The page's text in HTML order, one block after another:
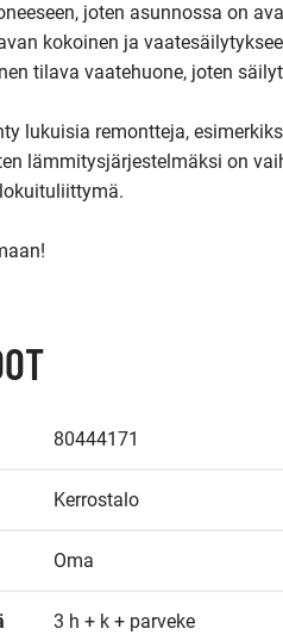
joten asunnossa on
kokoinen ja
tilava vaatehuone, joten
lukuisia remontteja,
lämmitysjärjestelmäksi on
80444171
Kerrostalo
Oma
3 h + k + parveke